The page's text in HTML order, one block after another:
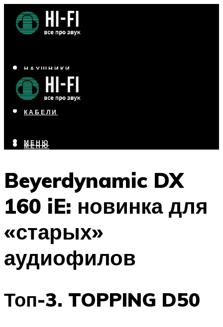
НАУШНИКИ
АКУСТИКА
УСИЛИТЕЛИ
КАБЕЛИ
МЕНЮ
МЕНЮ
Beyerdynamic DX
160 iE: новинка для
«старых»
аудиофилов
Топ-3. TOPPING D50